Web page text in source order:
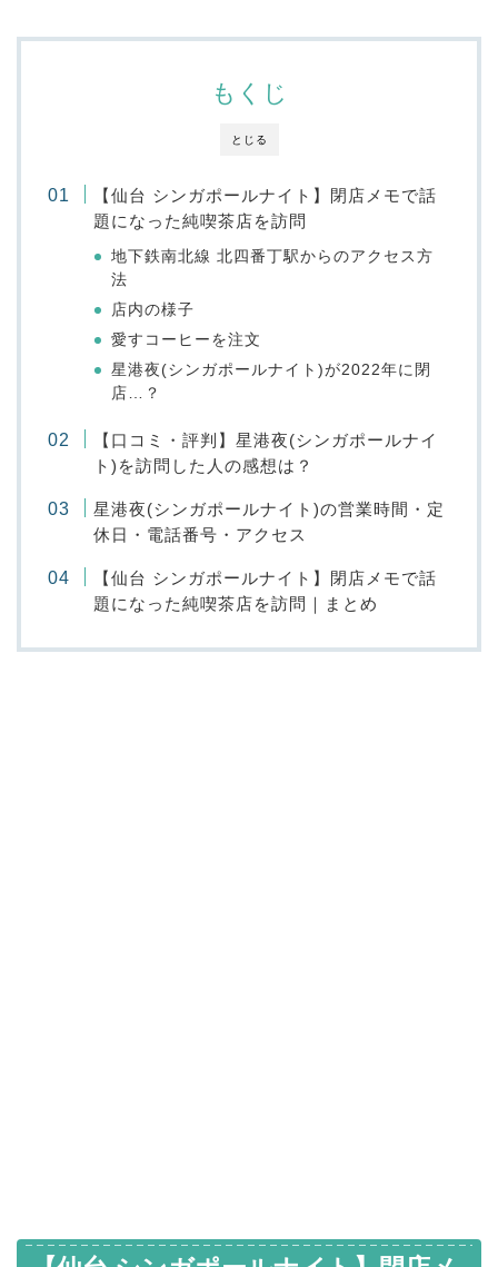
とじる
もくじ
【仙台 シンガポールナイト】閉店メモで話
題になった純喫茶店を訪問
地下鉄南北線 北四番丁駅からのアクセス方
法
店内の様子
愛すコーヒーを注文
星港夜(シンガポールナイト)が2022年に閉
店…？
【口コミ・評判】星港夜(シンガポールナイ
ト)を訪問した人の感想は？
星港夜(シンガポールナイト)の営業時間・定
休日・電話番号・アクセス
【仙台 シンガポールナイト】閉店メモで話
題になった純喫茶店を訪問｜まとめ